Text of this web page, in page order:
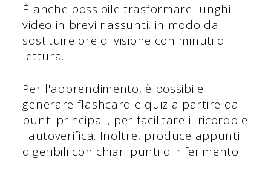
È anche possibile trasformare lunghi
video in brevi riassunti, in modo da
sostituire ore di visione con minuti di
lettura.
Per l'apprendimento, è possibile
generare flashcard e quiz a partire dai
punti principali, per facilitare il ricordo e
l'autoverifica. Inoltre, produce appunti
digeribili con chiari punti di riferimento.